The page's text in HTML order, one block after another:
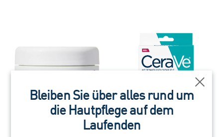
Bleiben Sie über alles rund um
die Hautpflege auf dem
Laufenden